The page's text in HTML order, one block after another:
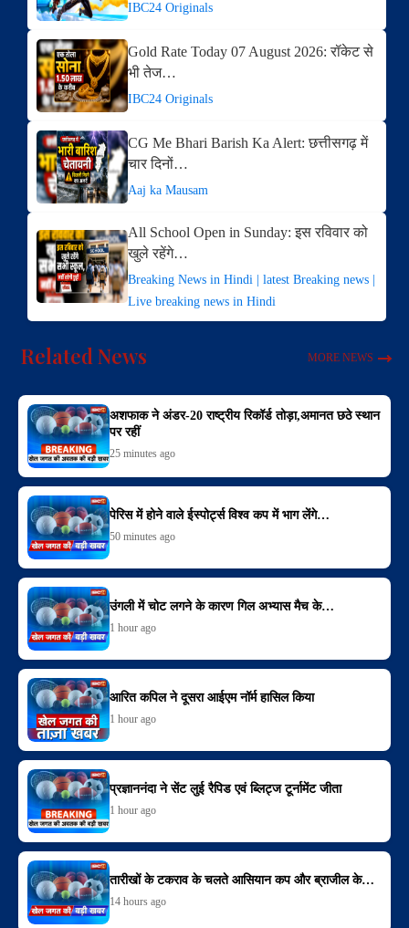
IBC24 Originals
Gold Rate Today 07 August 2026: रॉकेट से
भी तेज…
IBC24 Originals
CG Me Bhari Barish Ka Alert: छत्तीसगढ़ में
चार दिनों…
Aaj ka Mausam
All School Open in Sunday: इस रविवार को
खुले रहेंगे…
Breaking News in Hindi | latest Breaking news |
Live breaking news in Hindi
Related News MORE NEWS
अशफाक ने अंडर-20 राष्ट्रीय रिकॉर्ड तोड़ा,अमानत छठे स्थान
पर रहीं
25 minutes ago
पेरिस में होने वाले ईस्पोर्ट्स विश्व कप में भाग लेंगे…
50 minutes ago
उंगली में चोट लगने के कारण गिल अभ्यास मैच के…
1 hour ago
आरित कपिल ने दूसरा आईएम नॉर्म हासिल किया
1 hour ago
प्रज्ञाननंदा ने सेंट लुई रैपिड एवं ब्लिट्ज टूर्नामेंट जीता
1 hour ago
तारीखों के टकराव के चलते आसियान कप और ब्राजील के…
14 hours ago